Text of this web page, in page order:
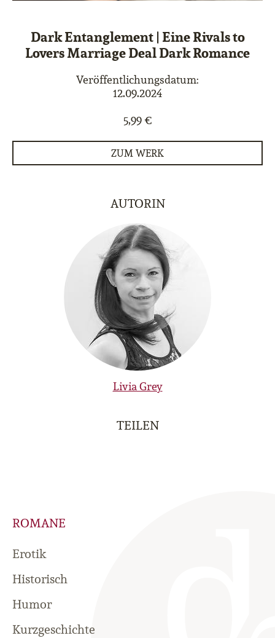
Dark Entanglement | Eine Rivals to
Lovers Marriage Deal Dark Romance
Veröffentlichungsdatum:
12.09.2024
5,99 €
ZUM WERK
AUTORIN
Livia Grey
TEILEN
ROMANE
Erotik
Historisch
Humor
Kurzgeschichte